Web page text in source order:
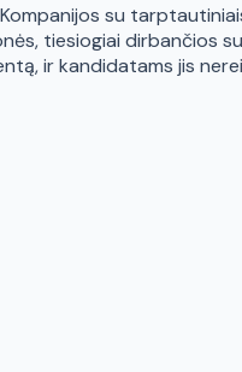
su
tiesiogiai dirbančios
ir kandidatams jis